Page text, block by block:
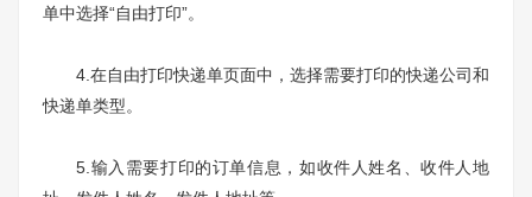
单中选择“自由打印”。
4.在自由打印快递单页面中，选择需要打印的快递公司和
快递单类型。
5.输入需要打印的订单信息，如收件人姓名、收件人地